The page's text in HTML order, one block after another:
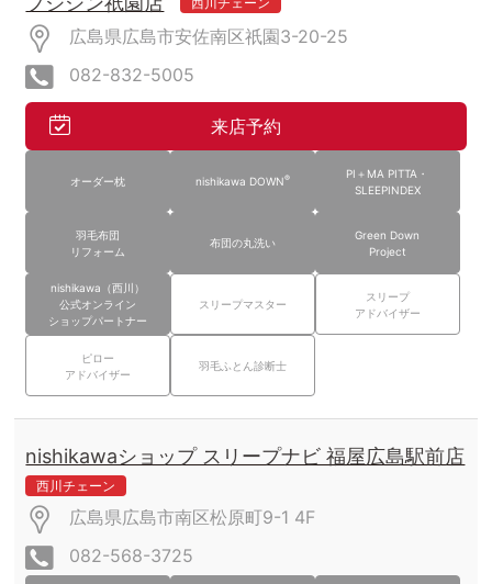
広島県広島市安佐南区祇園3-20-25
082-832-5005
来店予約
オーダー枕 nishikawa DOWN®
PI＋MA PITTA・
SLEEPINDEX
羽毛布団
リフォーム
布団の丸洗い
Green Down
Project
nishikawa（西川）
公式オンライン
ショップパートナー
スリープマスター
スリープ
アドバイザー
ピロー
アドバイザー
羽毛ふとん診断士
nishikawaショップ スリープナビ 福屋広島駅前店
西川チェーン
広島県広島市南区松原町9-1 4F
082-568-3725